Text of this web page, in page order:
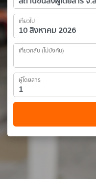
เที่ยวไป
เที่ยวกลับ (ไม่บังคับ)
ผู้โดยสาร